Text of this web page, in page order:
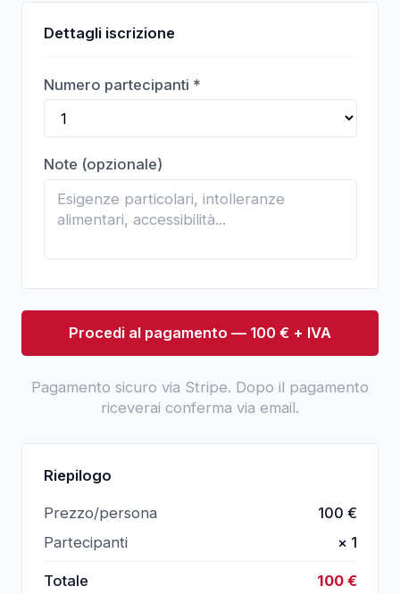
Dettagli iscrizione
Numero partecipanti *
Note (opzionale)
Procedi al pagamento — 100 € + IVA
Pagamento sicuro via Stripe. Dopo il pagamento
riceverai conferma via email.
Riepilogo
Prezzo/persona 100 €
Partecipanti
× 1
Totale 100€